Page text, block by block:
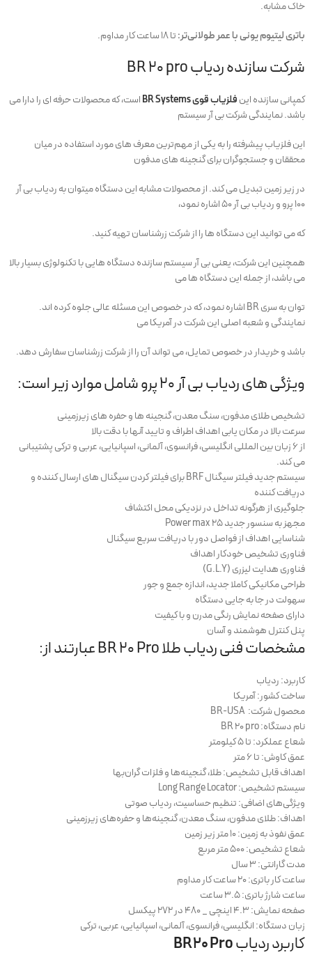
خاک مشابه.
باتری لیتیوم یونی با عمر طولانی‌تر:تا ۱۸ ساعت کار مداوم.
شرکت سازنده ردیاب BR 20 pro
کمپانی سازنده اینفلزیاب قوی BR Systems
است، که محصولات حرفه ای را دارا می
باشد. نمایندگی شرکت بی آر سیستم
این فلزیاب پیشرفته را به یکی از مهم‌ترین معرف‌ های مورد استفاده در میان
محققان و جستجوگران برای گنجینه‌ های مدفون
در زیر زمین تبدیل می‌ کند. از محصولات مشابه این دستگاه میتوان به ردیاب بی آر
100 پرو و ردیاب بی آر 50 اشاره نمود،
که می توانید این دستگاه ها را از شرکت زرشناسان تهیه کنید.
همچنین این شرکت، یعنی بی آر سیستم سازنده دستگاه هایی با تکنولوژی بسیار بالا
می باشد، از جمله این دستگاه ها می
توان به سری BR اشاره نمود، که در خصوص این مسئله عالی جلوه کرده اند.
نمایندگی و شعبه اصلی این شرکت در آمریکا می
باشد و خریدار در خصوص تمایل، می تواند آن را از شرکت زرشناسان سفارش دهد.
ویژگی های ردیاب بی آر 20 پرو شامل موارد زیر است:
تشخیص طلای مدفون، سنگ معدن، گنجینه ها و حفره های زیرزمینی
سرعت بالا در مکان یابی اهداف اطراف و تایید آنها با دقت بالا
از 6 زبان بین المللی انگلیسی، فرانسوی، آلمانی، اسپانیایی، عربی و ترکی پشتیبانی
می کند.
سیستم جدید فیلتر سیگنال BRF برای فیلتر کردن سیگنال های ارسال کننده و
دریافت کننده
جلوگیری از هرگونه تداخل در نزدیکی محل اکتشاف
مجهز به سنسور جدید 25 Power max
شناسایی اهداف از فواصل دور با دریافت سریع سیگنال
فناوری تشخیص خودکار اهداف
فناوری هدایت لیزری (G.L.Y)
طراحی مکانیکی کاملا جدید، اندازه جمع و جور
سهولت در جا به جایی دستگاه
دارای صفحه نمایش رنگی مدرن و با کیفیت
پنل کنترل هوشمند و آسان
مشخصات فنی ردیاب طلا BR 20 Pro عبارتند از:
کاربرد: ردیاب
ساخت کشور: آمریکا
محصول شرکت: BR-USA
نام دستگاه: BR 20 pro
شعاع عملکرد: تا 5 کیلومتر
عمق کاوش: تا 6 متر
اهداف قابل تشخیص: طلا، گنجینه‌ها و فلزات گران‌بها
سیستم تشخیص: Long Range Locator
ویژگی‌های اضافی: تنظیم حساسیت، ردیاب صوتی
اهداف: طلای مدفون، سنگ معدن، گنجینه‌ها و حفره‌های زیرزمینی
عمق نفوذ به زمین: 10 متر زیر زمین
شعاع تشخیص: 500 متر مربع
مدت گارانتی: 3 سال
ساعت کار باتری: 20 ساعت کار مداوم
ساعت شارژ باتری: 3.5 ساعت
صفحه نمایش: 4.3 اینچی _ 480 در 272 پیکسل
زبان دستگاه: انگلیسی، فرانسوی، آلمانی، اسپانیایی، عربی، ترکی
کاربرد ردیابBR20 Pro